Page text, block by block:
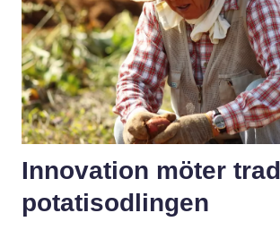
Innovation möter
potatisodlingen